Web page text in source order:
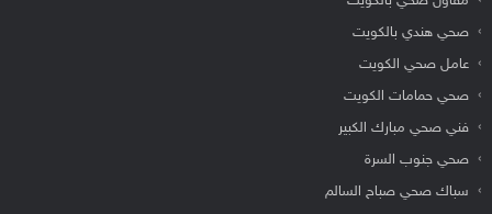
صحي هندي بالكويت
عامل صحي الكويت
صحي حمامات الكويت
فني صحي مبارك الكبير
صحي جنوب السرة
سباك صحي صباح السالم